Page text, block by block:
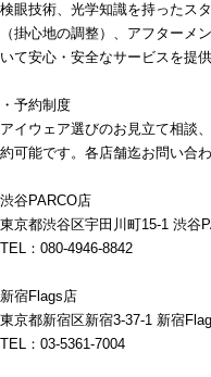
検眼技術、光学知識を持ったス
（掛心地の調整）、アフターメ
いて安心・安全なサービスを提供
・予約制度
アイウェア選びのお見立て相談
約可能です。各店舗迄お問い合わ
渋谷PARCO店
東京都渋谷区宇田川町15-1 渋谷
TEL：080-4946-8842
新宿Flags店
東京都新宿区新宿3-37-1 新宿
TEL：03-5361-7004